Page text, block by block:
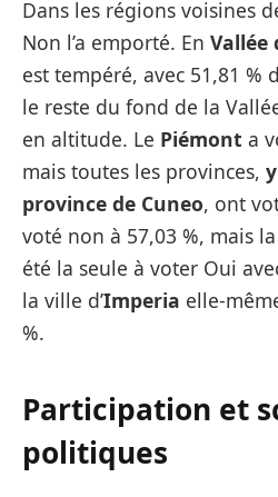
Dans les régions voisines
Non l’a emporté. En Vallée
est tempéré, avec 51,81 %
le reste du fond de la
en altitude. Le Piémont a
mais toutes les provinces,
province de Cuneo, ont
voté non à 57,03 %, mais
été la seule à voter Oui
la ville d’Imperia elle-
%.
Participation et
politiques